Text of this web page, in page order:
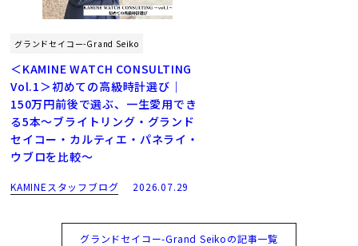
グランドセイコー-Grand Seiko
＜KAMINE WATCH CONSULTING
Vol.1＞初めての高級時計選び｜
150万円前後で選ぶ、一生愛用でき
る5本～ブライトリング・グランド
セイコー・カルティエ・パネライ・
ウブロを比較～
KAMINEスタッフブログ 2026.07.29
グランドセイコー-Grand Seikoの記事一覧